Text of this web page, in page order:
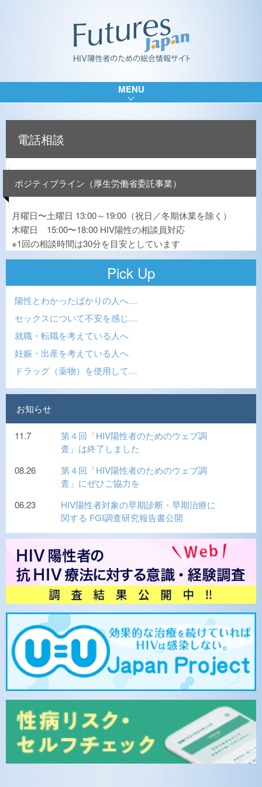
MENU
電話相談
ポジティブライン（厚生労働省委託事業）
月曜日〜土曜日 13:00～19:00（祝日／冬期休業を除く）
木曜日 15:00〜18:00 HIV陽性の相談員対応
※1回の相談時間は30分を目安としています
Pick Up
陽性とわかったばかりの人へ…
セックスについて不安を感じ…
就職・転職を考えている人へ
妊娠・出産を考えている人へ
ドラッグ（薬物）を使用して…
お知らせ
11.7
第４回「HIV陽性者のためのウェブ調
査」は終了しました
08.26
第４回「HIV陽性者のためのウェブ調
査」にぜひご協力を
06.23
HIV陽性者対象の早期診断・早期治療に
関する FGI調査研究報告書公開